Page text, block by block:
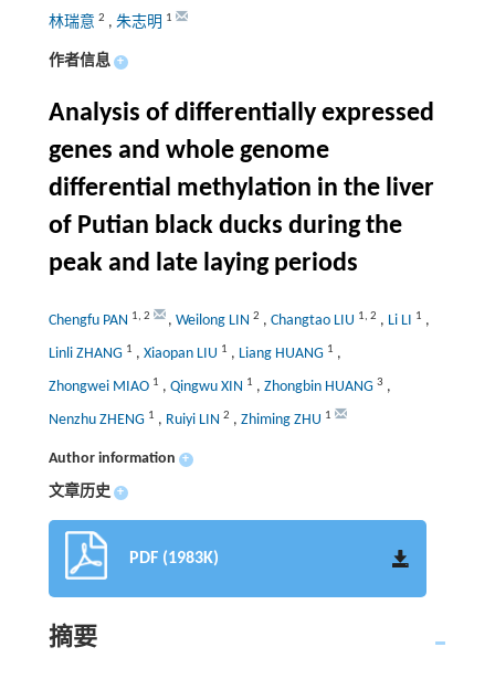
林瑞意 2 , 朱志明 1
作者信息 +
Analysis of differentially expressed
genes and whole genome
differential methylation in the liver
of Putian black ducks during the
peak and late laying periods
Chengfu PAN 1, 2 , Weilong LIN 2 , Changtao LIU 1, 2 , Li LI 1 ,
Linli ZHANG 1 , Xiaopan LIU 1 , Liang HUANG 1 ,
Zhongwei MIAO 1 , Qingwu XIN 1 , Zhongbin HUANG 3 ,
Nenzhu ZHENG 1 , Ruiyi LIN 2 , Zhiming ZHU 1
Author information +
文章历史 +
PDF (1983K)
摘要